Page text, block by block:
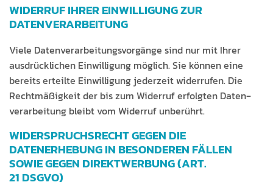
WIDERRUF IHRER EINWILLIGUNG ZUR
DATENVERARBEITUNG
Viele Daten­ver­ar­beitungsvorgänge sind nur mit Ihrer
aus­drück­lichen Ein­willi­gung möglich. Sie kön­nen eine
bere­its erteilte Ein­willi­gung jed­erzeit wider­rufen. Die
Recht­mäßigkeit der bis zum Wider­ruf erfol­gten Daten­
ver­ar­beitung bleibt vom Wider­ruf unberührt.
WIDERSPRUCHSRECHT GEGEN DIE
DATENERHEBUNG IN BESONDEREN FÄLLEN
SOWIE GEGEN DIREKTWERBUNG (ART.
21 DSGVO)